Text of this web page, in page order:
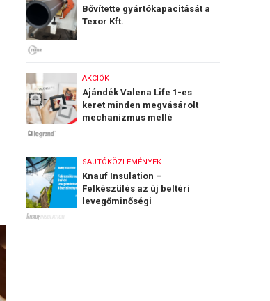
Bővítette gyártókapacitását a
Texor Kft.
AKCIÓK
Ajándék Valena Life 1-es
keret minden megvásárolt
mechanizmus mellé
SAJTÓKÖZLEMÉNYEK
Knauf Insulation –
Felkészülés az új beltéri
levegőminőségi